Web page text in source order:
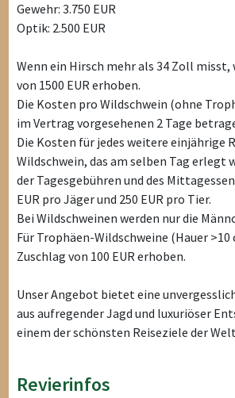
Gewehr: 3.750 EUR
Optik: 2.500 EUR
Wenn ein Hirsch mehr als 34 Zoll misst,
von 1500 EUR erhoben.
Die Kosten pro Wildschwein (ohne
im Vertrag vorgesehenen 2 Tage
Die Kosten für jedes weitere einjährige
Wildschwein, das am selben Tag erlegt
der Tagesgebühren und des
EUR pro Jäger und 250 EUR pro Tier.
Bei Wildschweinen werden nur die
Für Trophäen-Wildschweine (Hauer >10
Zuschlag von 100 EUR erhoben.
Unser Angebot bietet eine
aus aufregender Jagd und luxuriöser
einem der schönsten Reiseziele der
Revierinfos